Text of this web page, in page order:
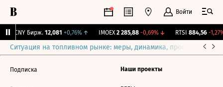
Войти
CNY Бирж. 12,081 +0,76%↑ IMOEX 2 285,88 -0,69%↓ RTSI 884,56 -1,27%
Ситуация на топливном рынке: меры, динамика, прогнозы
Подписка Наши проекты